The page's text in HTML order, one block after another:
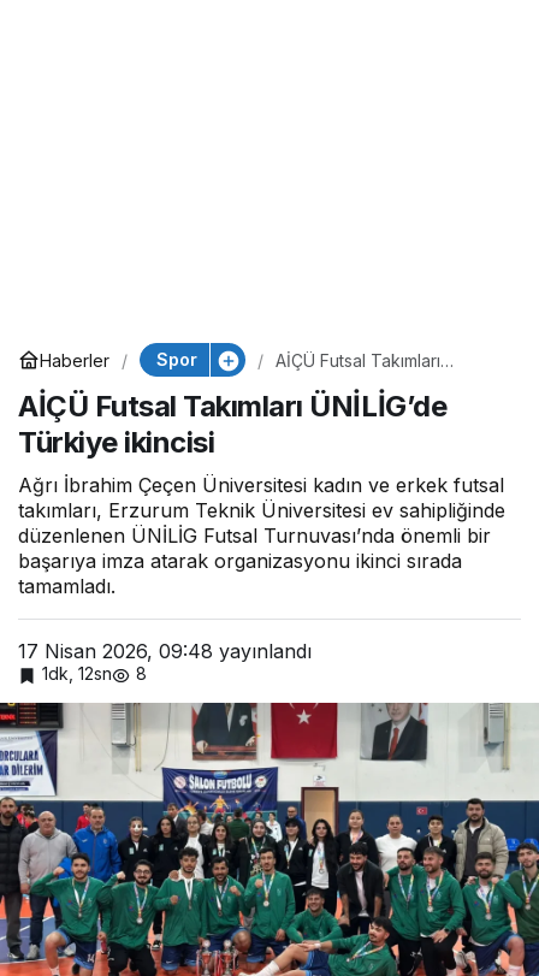
Haberler Spor
AİÇÜ Futsal Takımları
AİÇÜ Futsal Takımları ÜNİLİG’de
Türkiye ikincisi
Ağrı İbrahim Çeçen Üniversitesi kadın ve erkek futsal
takımları, Erzurum Teknik Üniversitesi ev sahipliğinde
düzenlenen ÜNİLİG Futsal Turnuvası’nda önemli bir
başarıya imza atarak organizasyonu ikinci sırada
tamamladı.
17 Nisan 2026, 09:48 yayınlandı
1dk, 12sn 8